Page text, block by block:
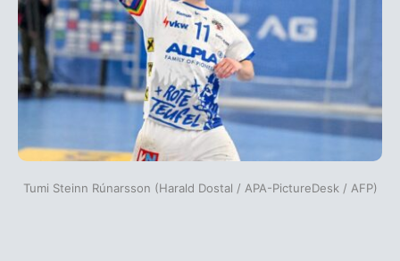
Tumi Steinn Rúnarsson (Harald Dostal / APA-PictureDesk / AFP)